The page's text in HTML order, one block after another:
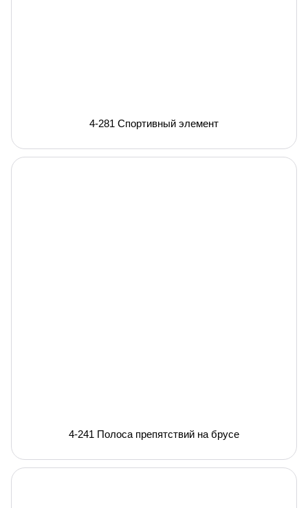
4-281 Спортивный элемент
4-241 Полоса препятствий на брусе